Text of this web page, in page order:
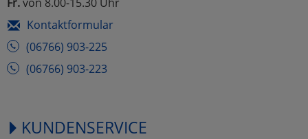
Kontaktformular
(06766) 903-225
(06766) 903-223
KUNDENSERVICE